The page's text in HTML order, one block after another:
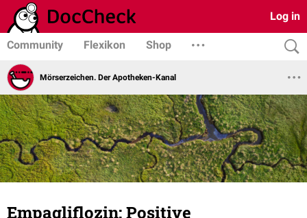
Log in
Community Flexikon Shop
Mörserzeichen. Der Apotheken-Kanal
Empagliflozin: Positive